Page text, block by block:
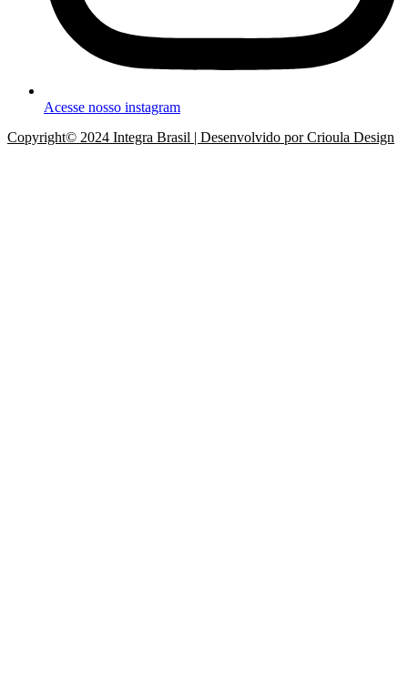
Acesse nosso instagram
Copyright© 2024 Integra Brasil | Desenvolvido por Crioula Design